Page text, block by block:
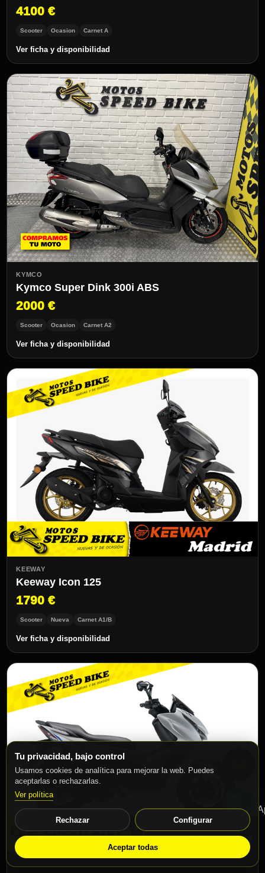
Tu privacidad, bajo control
Usamos cookies de analítica para mejorar la web. Puedes
aceptarlas o rechazarlas.
Ver política
Rechazar Configurar
Aceptar todas
4100 €
Scooter Ocasion Carnet A
Ver ficha y disponibilidad
KYMCO
Kymco Super Dink 300i ABS
2000 €
Scooter Ocasion Carnet A2
Ver ficha y disponibilidad
KEEWAY
Keeway Icon 125
1790 €
Scooter Nueva Carnet A1/B
Ver ficha y disponibilidad